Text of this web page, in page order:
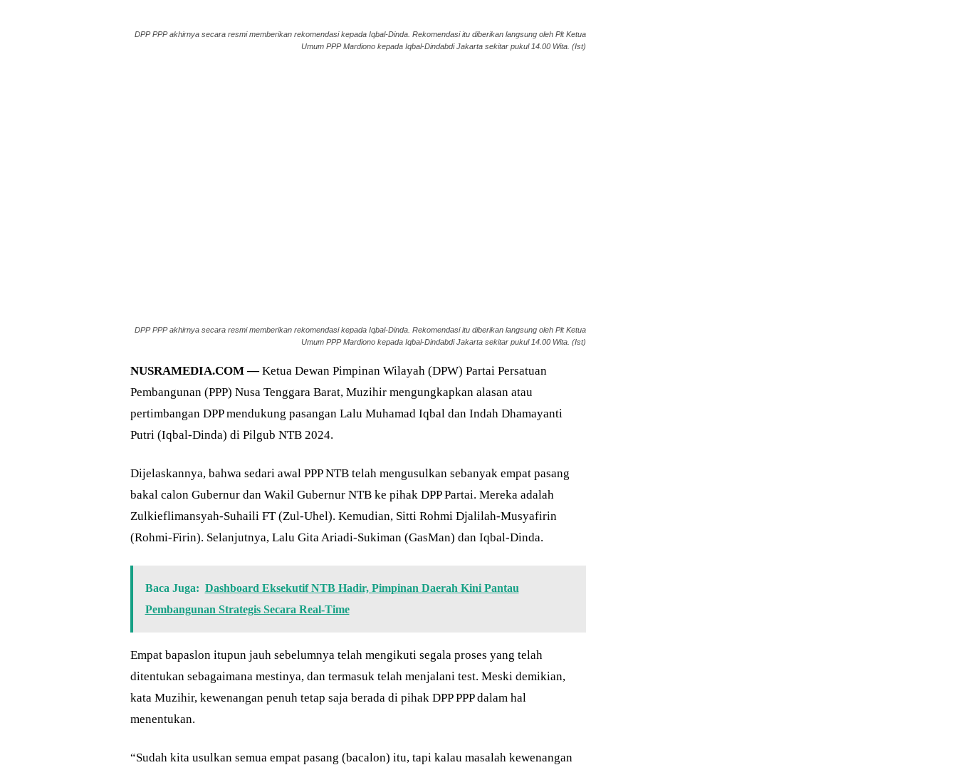
DPP PPP akhirnya secara resmi memberikan rekomendasi kepada Iqbal-Dinda. Rekomendasi itu diberikan langsung oleh Plt Ketua
Umum PPP Mardiono kepada Iqbal-Dindabdi Jakarta sekitar pukul 14.00 Wita. (Ist)
DPP PPP akhirnya secara resmi memberikan rekomendasi kepada Iqbal-Dinda. Rekomendasi itu diberikan langsung oleh Plt Ketua
Umum PPP Mardiono kepada Iqbal-Dindabdi Jakarta sekitar pukul 14.00 Wita. (Ist)
NUSRAMEDIA.COM —Ketua Dewan Pimpinan Wilayah (DPW) Partai Persatuan
Pembangunan (PPP) Nusa Tenggara Barat, Muzihir mengungkapkan alasan atau
pertimbangan DPP mendukung pasangan Lalu Muhamad Iqbal dan Indah Dhamayanti
Putri (Iqbal-Dinda) di Pilgub NTB 2024.
Dijelaskannya, bahwa sedari awal PPP NTB telah mengusulkan sebanyak empat pasang
bakal calon Gubernur dan Wakil Gubernur NTB ke pihak DPP Partai. Mereka adalah
Zulkieflimansyah-Suhaili FT (Zul-Uhel). Kemudian, Sitti Rohmi Djalilah-Musyafirin
(Rohmi-Firin). Selanjutnya, Lalu Gita Ariadi-Sukiman (GasMan) dan Iqbal-Dinda.
Baca Juga: Dashboard Eksekutif NTB Hadir, Pimpinan Daerah Kini Pantau
Pembangunan Strategis Secara Real-Time
Empat bapaslon itupun jauh sebelumnya telah mengikuti segala proses yang telah
ditentukan sebagaimana mestinya, dan termasuk telah menjalani test. Meski demikian,
kata Muzihir, kewenangan penuh tetap saja berada di pihak DPP PPP dalam hal
menentukan.
“Sudah kita usulkan semua empat pasang (bacalon) itu, tapi kalau masalah kewenangan